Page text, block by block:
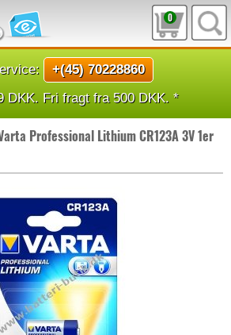
0
+(45) 70228860
DKK. Fri fragt fra 500 DKK. *
Professional Lithium CR123A 3V 1er